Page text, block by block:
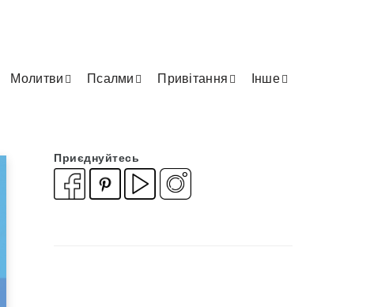
Молитви Псалми Привітання Інше
Приєднуйтесь